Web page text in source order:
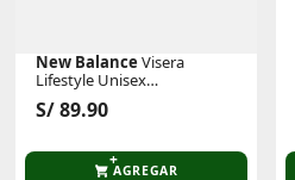
New Balance Visera
Lifestyle Unisex
Performance V 2.0
S/ 89.90
AGREGAR